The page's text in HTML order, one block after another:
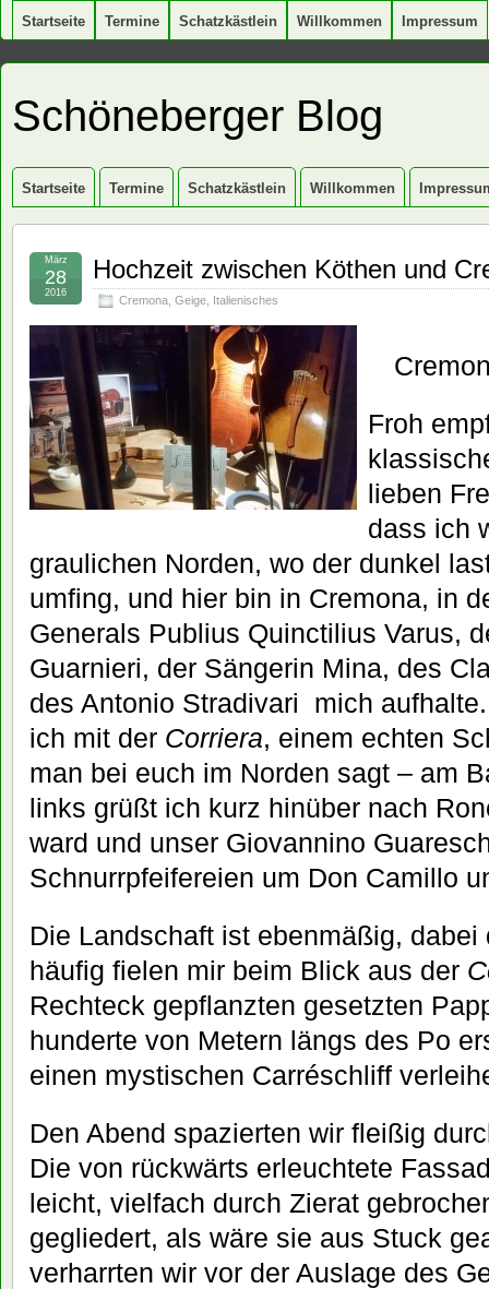
Startseite Termine Schatzkästlein Willkommen Impressum
Schöneberger Blog
Startseite Termine Schatzkästlein Willkommen
Hochzeit zwischen Köthen und
Cremona Geige Italienisches
März
28
2016
Froh
lieben
dass ich
graulichen Norden, wo der dunkel
umfing, und hier bin in Cremona, in
Generals Publius Quinctilius Varus,
Guarnieri, der Sängerin Mina, des
des Antonio Stradivari mich
ich mit der Corriera, einem echten
man bei euch im Norden sagt – am
links grüßt ich kurz hinüber nach
ward und unser Giovannino
Schnurrpfeifereien um Don Camillo
Die Landschaft ist ebenmäßig,
häufig fielen mir beim Blick aus der
Rechteck gepflanzten gesetzten
hunderte von Metern längs des Po
einen mystischen Carréschliff
Den Abend spazierten wir fleißig
Die von rückwärts erleuchtete
leicht, vielfach durch Zierat
gegliedert, als wäre sie aus Stuck
verharrten wir vor der Auslage des